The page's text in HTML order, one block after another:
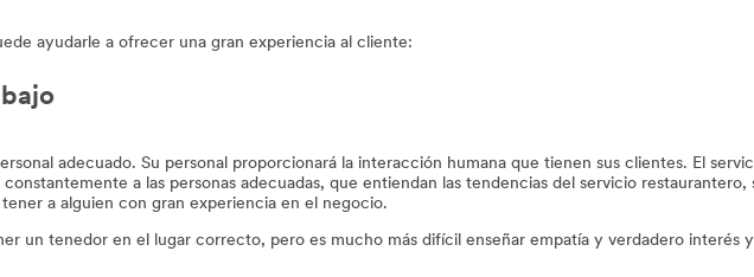
ayudarle a ofrecer una gran experiencia al cliente:
adecuado. Su personal proporcionará la interacción humana que tienen sus clientes. El
a las personas adecuadas, que entiendan las tendencias del servicio
a alguien con gran experiencia en el negocio.
un tenedor en el lugar correcto, pero es mucho más difícil enseñar empatía y verdadero interés